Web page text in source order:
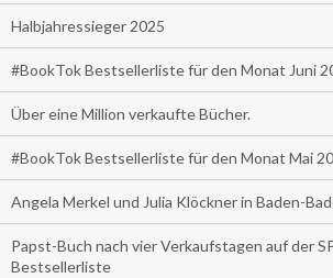
Halbjahressieger 2025
#BookTok Bestsellerliste für den Monat Juni
Über eine Million verkaufte Bücher.
#BookTok Bestsellerliste für den Monat Mai
Angela Merkel und Julia Klöckner in Baden-
Papst-Buch nach vier Verkaufstagen auf der
Bestsellerliste